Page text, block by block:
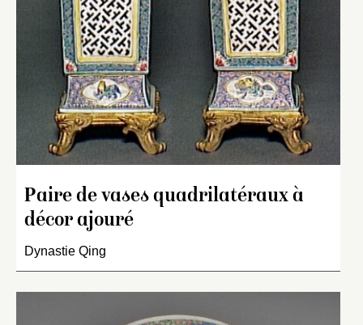
Paire de vases quadrilatéraux à
décor ajouré
Dynastie Qing